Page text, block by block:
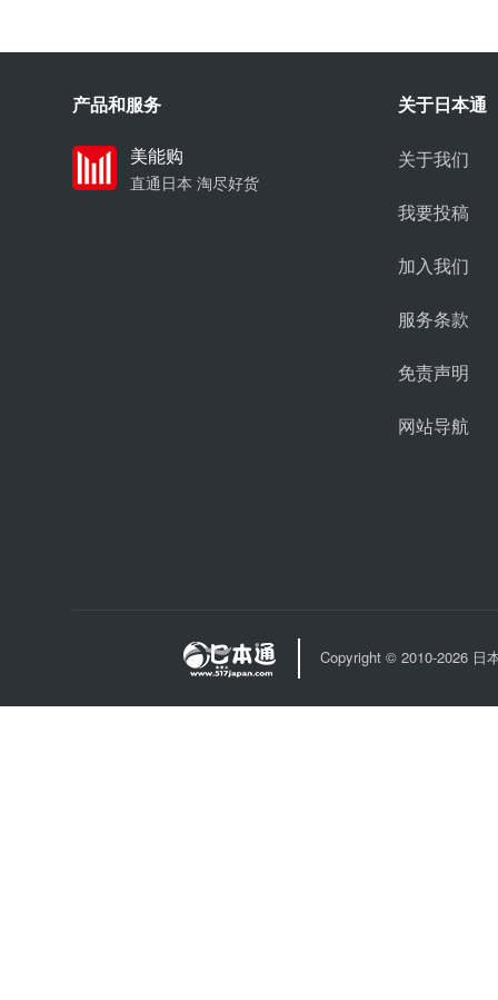
产品和服务
美能购
直通日本 淘尽好货
关于日本通
关于我们
我要投稿
加入我们
服务条款
免责声明
网站导航
Copyright © 2010-2026 日